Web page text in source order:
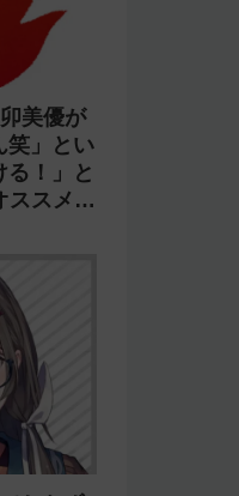
美優が
笑」とい
る！」と
ススメし